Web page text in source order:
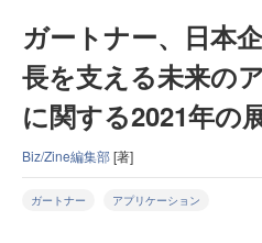
ガートナー、日本
長を支える未来の
に関する2021年の
Biz/Zine編集部[著]
ガートナー アプリケーション